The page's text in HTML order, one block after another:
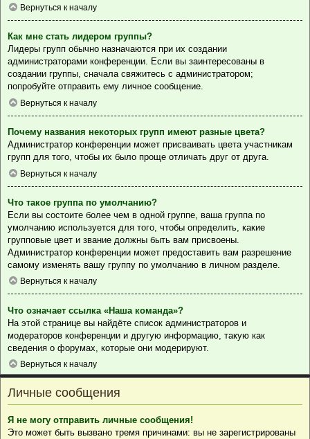
Вернуться к началу
Как мне стать лидером группы?
Лидеры групп обычно назначаются при их создании
администраторами конференции. Если вы заинтересованы в
создании группы, сначала свяжитесь с администратором;
попробуйте отправить ему личное сообщение.
Вернуться к началу
Почему названия некоторых групп имеют разные цвета?
Администратор конференции может присваивать цвета участникам
групп для того, чтобы их было проще отличать друг от друга.
Вернуться к началу
Что такое группа по умолчанию?
Если вы состоите более чем в одной группе, ваша группа по
умолчанию используется для того, чтобы определить, какие
групповые цвет и звание должны быть вам присвоены.
Администратор конференции может предоставить вам разрешение
самому изменять вашу группу по умолчанию в личном разделе.
Вернуться к началу
Что означает ссылка «Наша команда»?
На этой странице вы найдёте список администраторов и
модераторов конференции и другую информацию, такую как
сведения о форумах, которые они модерируют.
Вернуться к началу
Личные сообщения
Я не могу отправить личные сообщения!
Это может быть вызвано тремя причинами: вы не зарегистрированы